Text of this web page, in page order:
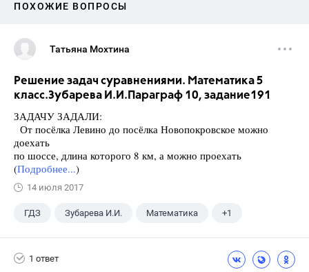
ПОХОЖИЕ ВОПРОСЫ
Татьяна Мохтина
Решение задач суравнениями. Математика 5
класс.Зубарева И.И.Параграф 10, задание191
ЗАДАЧУ ЗАДАЛИ:
От посёлка Левино до посёлка Новопокровское можно
доехать
по шоссе, длина которого 8 км, а можно проехать
(Подробнее...)
14 июля 2017
ГДЗ Зубарева И.И. Математика +1
1 ответ